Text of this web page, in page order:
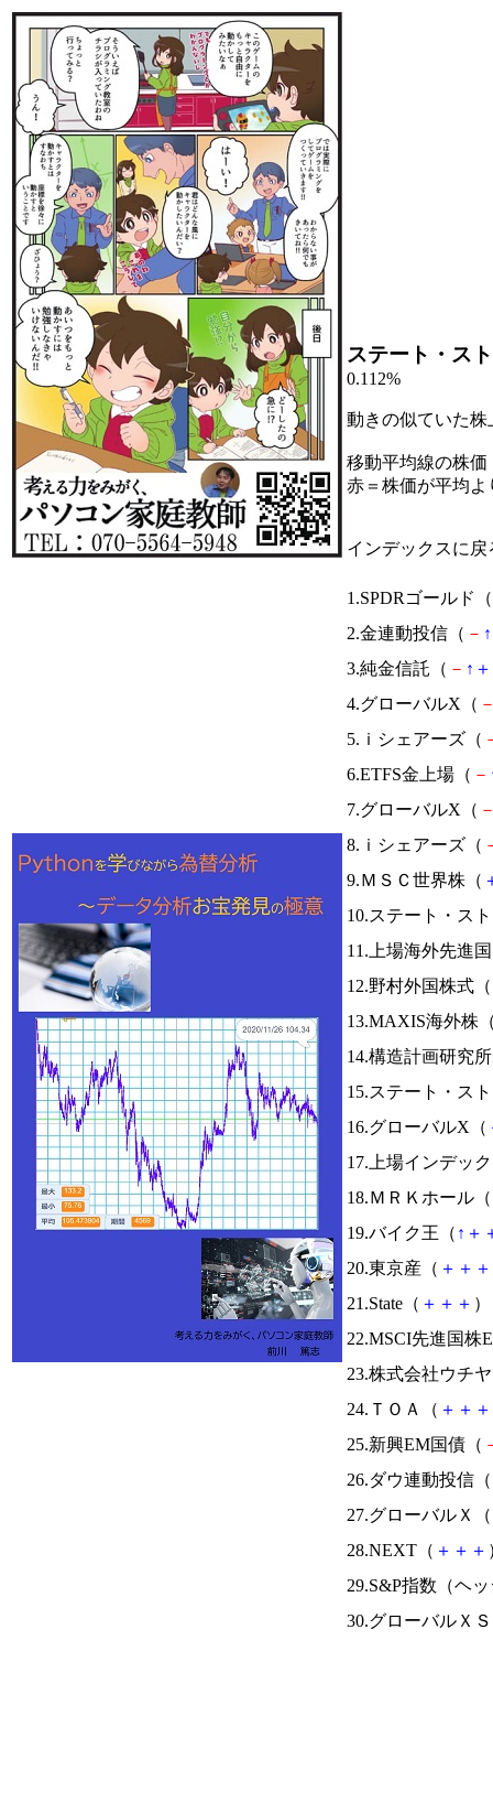
ステート・ス
0.112%
動きの似ていた
移動平均線の株価
赤＝株価が平均
インデックスに戻
1.SPDRゴールド（
2.金連動投信（ － ↑
3.純金信託（ － ↑ ＋
4.グローバルX（
5.ｉシェアーズ（
6.ETFS金上場（ －
7.グローバルX（
8.ｉシェアーズ（
9.ＭＳＣ世界株（
10.ステート・ス
11.上場海外先進
12.野村外国株式（
13.MAXIS海外株
14.構造計画研究
15.ステート・ス
16.グローバルX（
17.上場インデッ
18.ＭＲＫホール（
19.バイク王（ ↑ ＋
20.東京産（ ＋ ＋ ＋
21.State（ ＋ ＋ ＋
22.MSCI先進国株
23.株式会社ウチ
24.ＴＯＡ（ ＋ ＋ ＋
25.新興EM国債（
26.ダウ連動投信（
27.グローバルＸ（
28.NEXT（ ＋ ＋ ＋
29.S&P指数（ヘ
30.グローバルＸ